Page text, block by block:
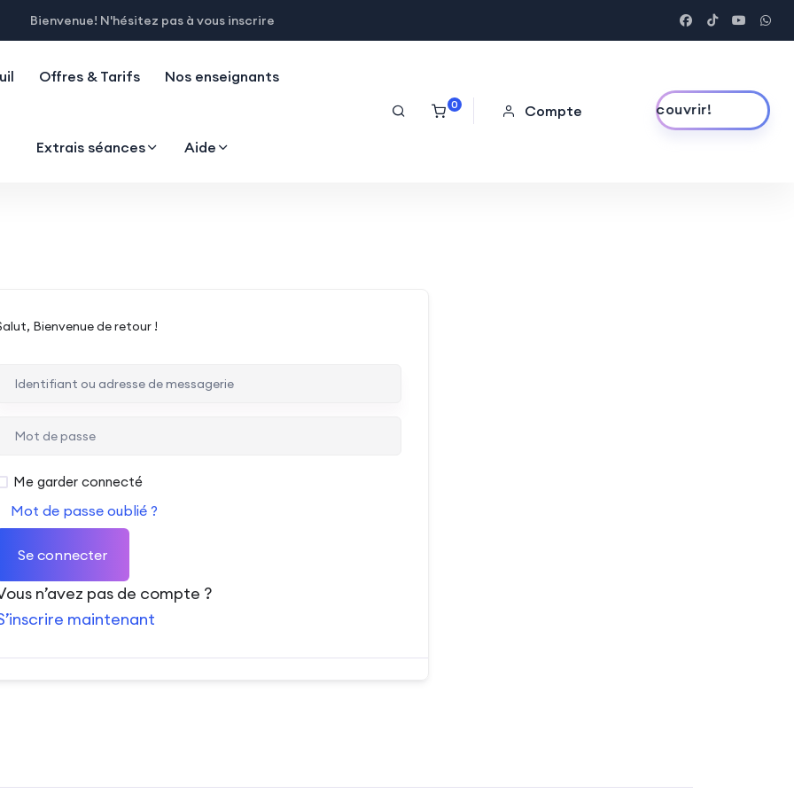
Bienvenue! N'hésitez pas à vous inscrire
Offres & Tarifs Nos enseignants
Extrais séances Aide
0 Compte Découvrir!
Bienvenue de retour !
Me garder connecté
Mot de passe oublié ?
Se connecter
n’avez pas de compte ?
maintenant